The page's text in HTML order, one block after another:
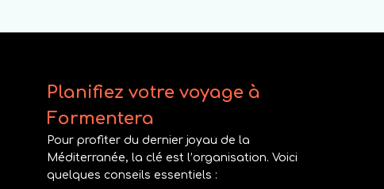
Planifiez votre voyage à
Formentera
Pour profiter du dernier joyau de la
Méditerranée, la clé est l’organisation. Voici
quelques conseils essentiels :